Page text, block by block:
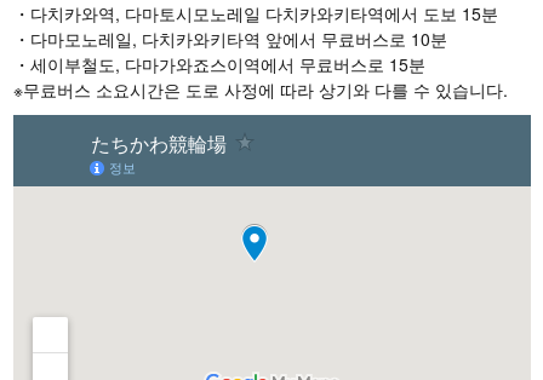
・다치카와역, 다마토시모노레일 다치카와키타역에서 도보 15분
・다마모노레일, 다치카와키타역 앞에서 무료버스로 10분
・세이부철도, 다마가와죠스이역에서 무료버스로 15분
※무료버스 소요시간은 도로 사정에 따라 상기와 다를 수 있습니다.